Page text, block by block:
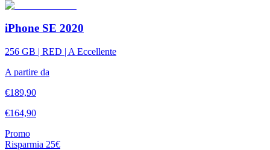
iPhone SE 2020
256 GB | RED | A Eccellente
A partire da
€189,90
€164,90
Promo
Risparmia 25€